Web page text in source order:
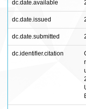
dc.date.available
dc.date.issued
dc.date.submitted
dc.identifier.citation